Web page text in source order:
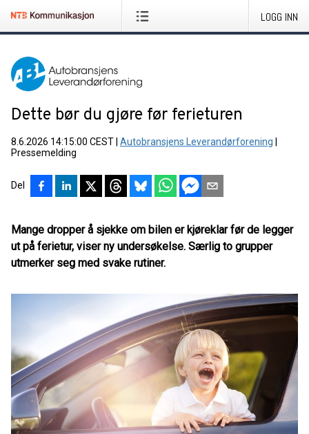
LOGG INN
Dette bør du gjøre før ferieturen
8.6.2026 14:15:00 CEST Autobransjens Leverandørforening
Pressemelding
Del
Mange dropper å sjekke om bilen er kjøreklar før de legger
ut på ferietur, viser ny undersøkelse. Særlig to grupper
utmerker seg med svake rutiner.